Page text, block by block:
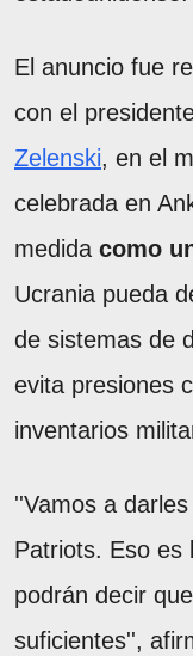
El anuncio fue
con el
Zelenski, en el
celebrada en
medida como
Ucrania pueda
de sistemas de
evita presiones
inventarios
''Vamos a
Patriots. Eso es
podrán decir
suficientes'',